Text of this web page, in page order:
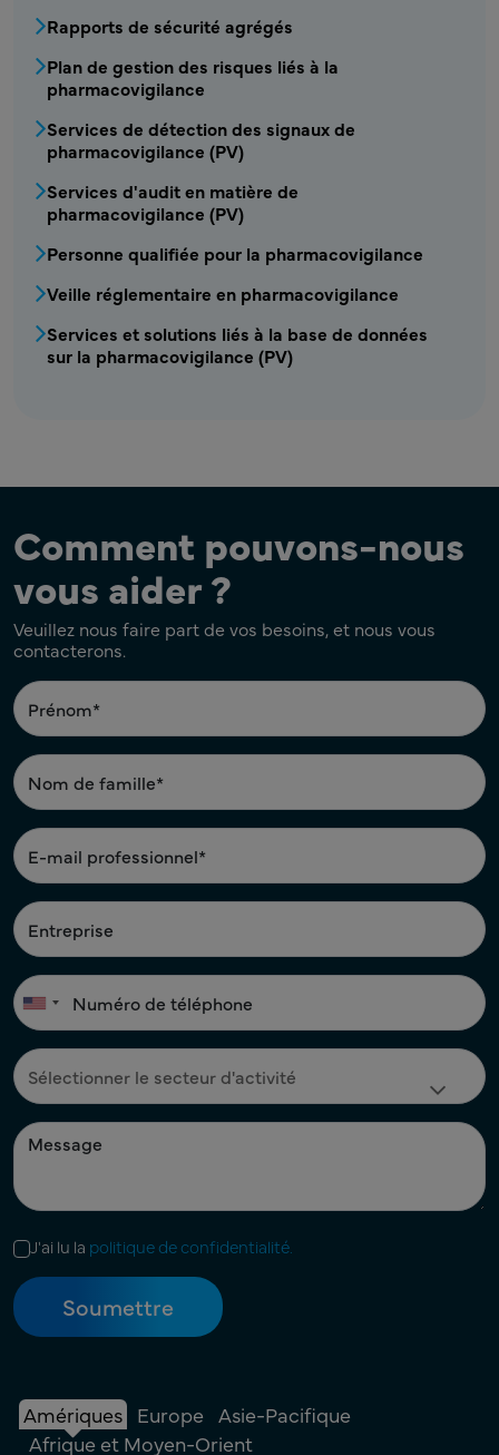
Rapports de sécurité agrégés
Plan de gestion des risques liés à la
pharmacovigilance
Services de détection des signaux de
pharmacovigilance (PV)
Services d'audit en matière de
pharmacovigilance (PV)
Personne qualifiée pour la pharmacovigilance
Veille réglementaire en pharmacovigilance
Services et solutions liés à la base de données
sur la pharmacovigilance (PV)
Comment pouvons-nous
vous aider ?
Veuillez nous faire part de vos besoins, et nous vous
contacterons.
J'ai lu la politique de confidentialité.
Amériques Europe Asie-Pacifique
Afrique et Moyen-Orient